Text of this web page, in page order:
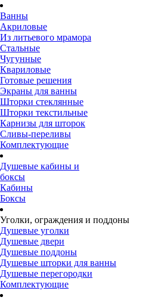
Ванны
Акриловые
Из литьевого мрамора
Стальные
Чугунные
Квариловые
Готовые решения
Экраны для ванны
Шторки стеклянные
Шторки текстильные
Карнизы для шторок
Сливы-переливы
Комплектующие
Душевые кабины и
боксы
Кабины
Боксы
Уголки, ограждения и поддоны
Душевые уголки
Душевые двери
Душевые поддоны
Душевые шторки для ванны
Душевые перегородки
Комплектующие